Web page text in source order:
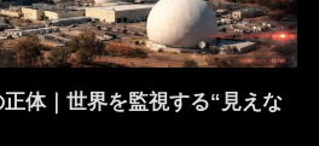
体｜世界を監視する“見えな